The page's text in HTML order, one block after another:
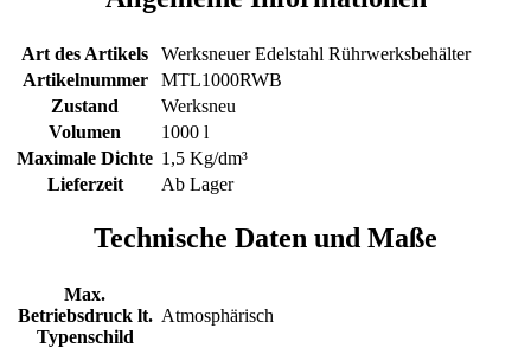
Art des Artikels
Werksneuer Edelstahl Rührwerksbehälter
Artikelnummer
MTL1000RWB
Zustand
Werksneu
Volumen
1000 l
Maximale Dichte 1,5 Kg/dm³
Lieferzeit
Ab Lager
Technische Daten und Maße
Max.
Betriebsdruck lt.
Typenschild
Atmosphärisch